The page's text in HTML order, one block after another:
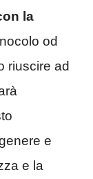
la
od
riuscire ad
e
e la